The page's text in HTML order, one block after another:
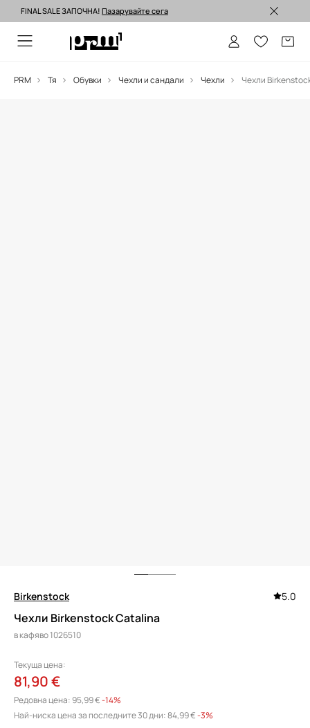
Изпращане до 24 часа >
FINAL SALE ЗАПОЧНА! Пазарувайте сега
PRM Тя Обувки Чехли и сандали Чехли Чехли
Birkenstock 5.0
Чехли Birkenstock Catalina
в кафяво 1026510
Текуща цена:
81,90 €
Редовна цена: 95,99 €-14%
Най-ниска цена за последните 30 дни:84,99 € -3%